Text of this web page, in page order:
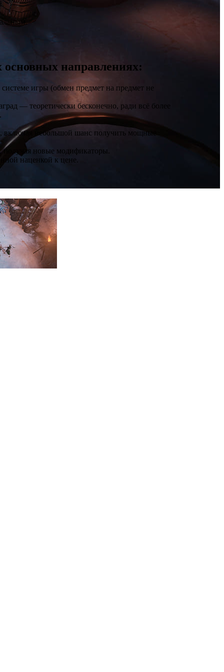
основных направлениях:
игры (обмен предмет на предмет не
— теоретически бесконечно, ради всё более
включая небольшой шанс получить мощные
получая новые модификаторы.
наценкой к цене.